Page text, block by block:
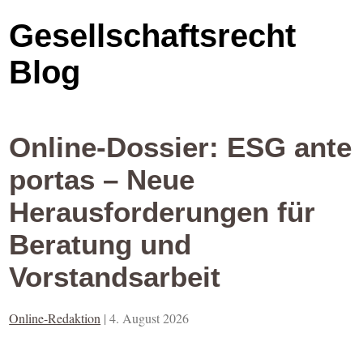
Gesellschaftsrecht
Blog
Online-Dossier: ESG ante
portas – Neue
Herausforderungen für
Beratung und
Vorstandsarbeit
Online-Redaktion |4. August 2026